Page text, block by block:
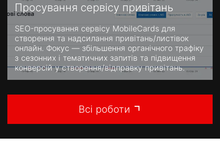
Просування сервісу привітань
SEO-просування сервісу MobileCards для
створення та надсилання привітань/листівок
онлайн. Фокус — збільшення органічного трафіку
з сезонних і тематичних запитів та підвищення
конверсій у створення/відправку привітань.
Всі роботи